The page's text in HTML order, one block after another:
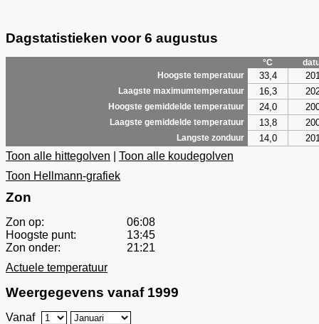
Dagstatistieken voor 6 augustus
°C
Hoogste temperatuur
33,4
Laagste maximumtemperatuur 16,3
Hoogste gemiddelde temperatuur 24,0
Laagste gemiddelde temperatuur 13,8
Langste zonduur 14,0
Toon alle hittegolven
Toon alle koudegolven
Toon Hellmann-grafiek
Zon
Zon op:
06:08
Hoogste punt:
13:45
Zon onder:
21:21
Actuele temperatuur
Weergegevens vanaf 1999
Vanaf